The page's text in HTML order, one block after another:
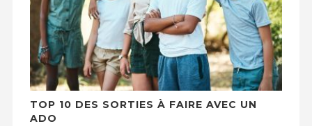
TOP 10 DES SORTIES À FAIRE AVEC UN
ADO